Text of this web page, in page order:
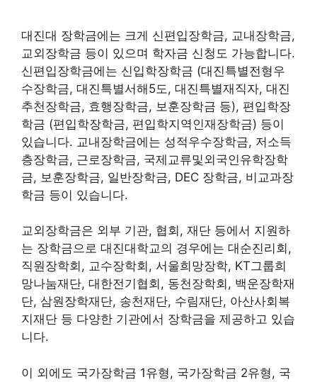
대진대 장학금에는 크게 신편입장학금, 교내장학금,
교외장학금 등이 있으며 학자금 신청도 가능합니다.
신편입장학금에는 신입학장학금 (대진특별전형우
수장학금, 대진특별서해5도, 대진특별재직자, 대진
추천장학금, 효행장학금, 보훈장학금 등), 편입학장
학금 (편입학장학금, 편입학지역인재장학금) 등이
있습니다. 교내장학금에는 성적우수장학금, 저소득
층장학금, 근로장학금, 국제교류및외국인유학장학
금, 보훈장학금, 일반장학금, DEC 장학금, 비교과장
학금 등이 있습니다.
교외장학금은 외부 기관, 협회, 재단 등에서 지원하
는 장학금으로 대진대학교의 경우에는 대순진리회,
직원장학회, 교수장학회, 서울희망장학, KT그룹희
망나눔재단, 대한전기협회, 동천장학회, 백운장학재
단, 삼원장학재단, 송천재단, 수림재단, 아산사회복
지재단 등 다양한 기관에서 장학금을 제공하고 있습
니다.
이 외에도 국가장학금 1유형, 국가장학금 2유형, 국